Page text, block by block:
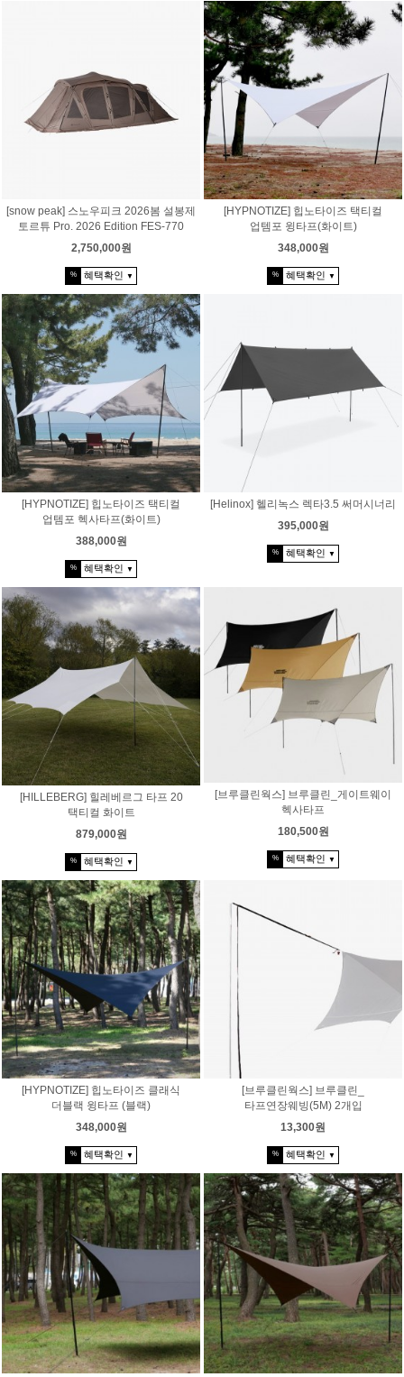
[snow peak] 스노우피크 2026봄 설봉제
토르튜 Pro. 2026 Edition FES-770
2,750,000원
% 혜택확인 ▼
[HYPNOTIZE] 힙노타이즈 택티컬
업템포 윙타프(화이트)
348,000원
% 혜택확인 ▼
[HYPNOTIZE] 힙노타이즈 택티컬
업템포 헥사타프(화이트)
388,000원
% 혜택확인 ▼
[Helinox] 헬리녹스 렉타3.5 써머시너리
395,000원
% 혜택확인 ▼
[HILLEBERG] 힐레베르그 타프 20
택티컬 화이트
879,000원
% 혜택확인 ▼
[브루클린웍스] 브루클린_게이트웨이
헥사타프
180,500원
% 혜택확인 ▼
[HYPNOTIZE] 힙노타이즈 클래식
더블랙 윙타프 (블랙)
348,000원
% 혜택확인 ▼
[브루클린웍스] 브루클린_
타프연장웨빙(5M) 2개입
13,300원
% 혜택확인 ▼